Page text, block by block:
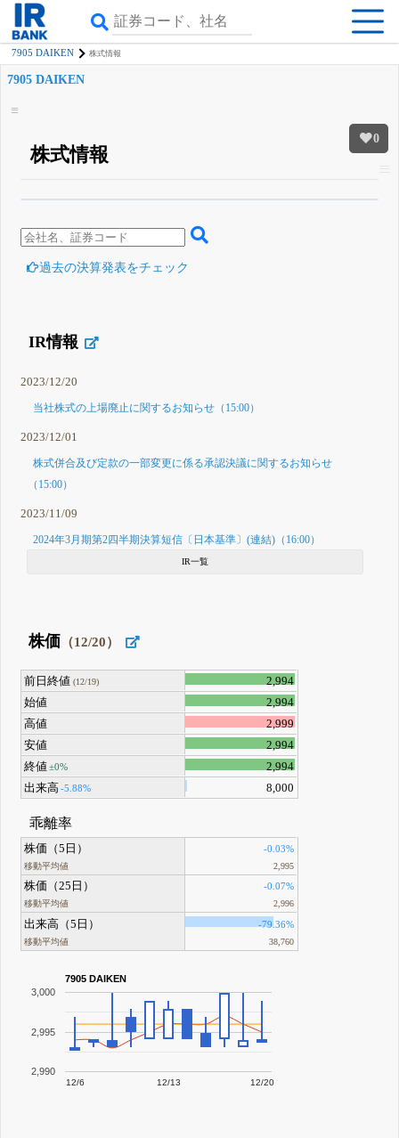
7905 DAIKEN 株式情報
0
7905 DAIKEN
株式情報
詳しく見られる無料でβ版をはじめる
登録すると永久30%OFFと米株版の先行利用も付きます
過去の決算発表をチェック
IR情報
2023/12/20
当社株式の上場廃止に関するお知らせ（15:00）
2023/12/01
株式併合及び定款の一部変更に係る承認決議に関するお知らせ
（15:00）
2023/11/09
2024年3月期第2四半期決算短信〔日本基準〕(連結)（16:00）
IR一覧
株価 （12/20）
前日終値 (12/19)
2,994
始値
2,994
高値
2,999
安値
2,994
終値±0%
2,994
出来高 -5.88% 8,000
乖離率
株価（5日）
移動平均値
-0.03%
2,995
株価（25日）
移動平均値
-0.07%
2,996
出来高（5日）
移動平均値
-79.36%
38,760
7905 DAIKEN
12/6 12/13 12/20
2,990
2,995
3,000